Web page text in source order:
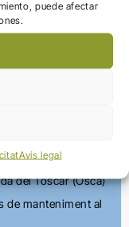
puede afectar
Avís legal
nova EDAR
de l’obra
del Toscar (Osca)
de manteniment al